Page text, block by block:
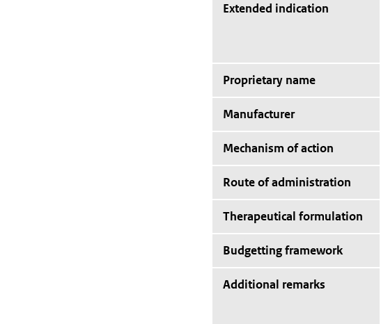
Extended indication
Proprietary name
Manufacturer
Mechanism of action
Route of administration
Therapeutical formulation
Budgetting framework
Additional remarks